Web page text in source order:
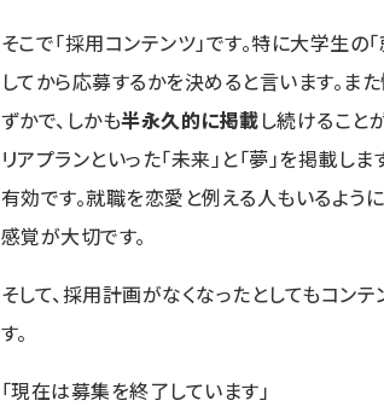
そこで「採用コンテンツ」です。特に大学生
してから応募するかを決めると言います。ま
ずかで、しかも半永久的に掲載し続けること
リアプランといった「未来」と「夢」を掲載し
有効です。就職を恋愛と例える人もいるよう
感覚が大切です。
そして、採用計画がなくなったとしてもコン
す。
「現在は募集を終了しています」